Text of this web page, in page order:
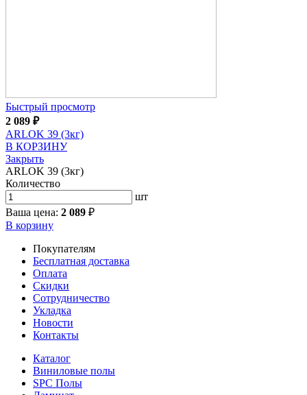
Быстрый просмотр
2 089 ₽
ARLOK 39 (3кг)
В КОРЗИНУ
Закрыть
ARLOK 39 (3кг)
Количество
шт
Ваша цена: 2 089 ₽
В корзину
Покупателям
Бесплатная доставка
Оплата
Скидки
Сотрудничество
Укладка
Новости
Контакты
Каталог
Виниловые полы
SPC Полы